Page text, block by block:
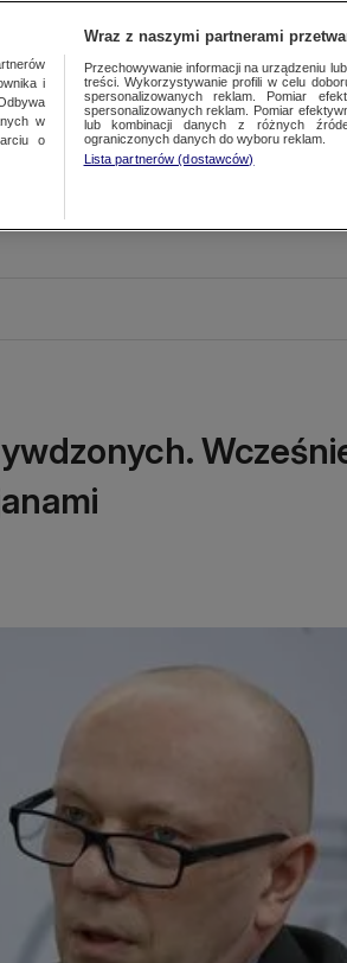
i
w
o
Wraz z naszymi partnerami
Przechowywanie informacji na urządzeniu
treści. Wykorzystywanie profili w celu
spersonalizowanych reklam. Pomiar
spersonalizowanych reklam. Pomiar
lub kombinacji danych z różnych
ograniczonych danych do wyboru reklam.
Lista partnerów (dostawców)